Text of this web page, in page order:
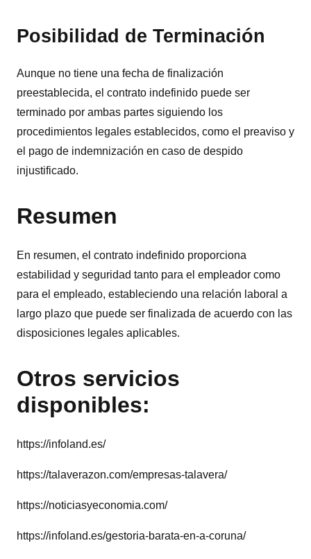
Posibilidad de Terminación
Aunque no tiene una fecha de finalización
preestablecida, el contrato indefinido puede ser
terminado por ambas partes siguiendo los
procedimientos legales establecidos, como el preaviso y
el pago de indemnización en caso de despido
injustificado.
Resumen
En resumen, el contrato indefinido proporciona
estabilidad y seguridad tanto para el empleador como
para el empleado, estableciendo una relación laboral a
largo plazo que puede ser finalizada de acuerdo con las
disposiciones legales aplicables.
Otros servicios
disponibles:
https://infoland.es/
https://talaverazon.com/empresas-talavera/
https://noticiasyeconomia.com/
https://infoland.es/gestoria-barata-en-a-coruna/